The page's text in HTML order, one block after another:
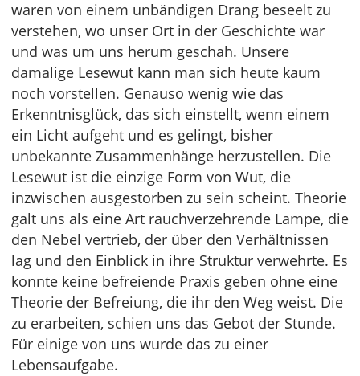
waren von einem unbändigen Drang beseelt zu
verstehen, wo unser Ort in der Geschichte war
und was um uns herum geschah. Unsere
damalige Lesewut kann man sich heute kaum
noch vorstellen. Genauso wenig wie das
Erkenntnisglück, das sich einstellt, wenn einem
ein Licht aufgeht und es gelingt, bisher
unbekannte Zusammenhänge herzustellen. Die
Lesewut ist die einzige Form von Wut, die
inzwischen ausgestorben zu sein scheint. Theorie
galt uns als eine Art rauchverzehrende Lampe, die
den Nebel vertrieb, der über den Verhältnissen
lag und den Einblick in ihre Struktur verwehrte. Es
konnte keine befreiende Praxis geben ohne eine
Theorie der Befreiung, die ihr den Weg weist. Die
zu erarbeiten, schien uns das Gebot der Stunde.
Für einige von uns wurde das zu einer
Lebensaufgabe.